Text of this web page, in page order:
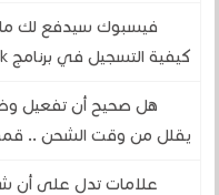
كيفية التسجيل في برنامج Creator Fast Track الجديد
هل صحيح أن تفعيل
يقلل من وقت الشحن .. قمت
علامات تدل على أن